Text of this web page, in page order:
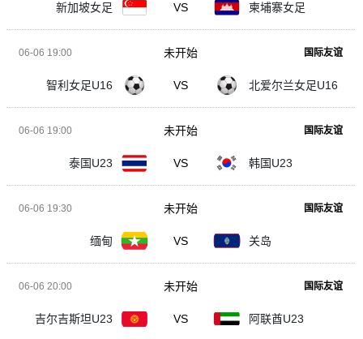
新加坡女足 VS 柬埔寨女足
06-06 19:00 国际友谊
智利女足U16 VS 北爱尔兰女足U16
未开始
06-06 19:00 国际友谊
泰国U23 VS 韩国U23
未开始
06-06 19:30 国际友谊
缅甸 VS 关岛
未开始
06-06 20:00 国际友谊
吉尔吉斯坦U23 VS 阿联酋U23
未开始